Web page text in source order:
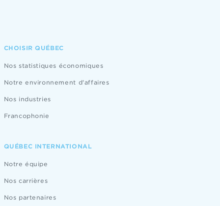
CHOISIR QUÉBEC
Nos statistiques économiques
Notre environnement d'affaires
Nos industries
Francophonie
QUÉBEC INTERNATIONAL
Notre équipe
Nos carrières
Nos partenaires